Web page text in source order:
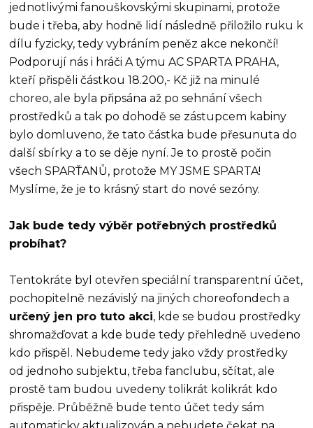
jednotlivými fanouškovskými skupinami, protože
bude i třeba, aby hodně lidí následně přiložilo ruku k
dílu fyzicky, tedy vybráním peněz akce nekončí!
Podporují nás i hráči A týmu AC SPARTA PRAHA,
kteří přispěli částkou 18.200,- Kč již na minulé
choreo, ale byla připsána až po sehnání všech
prostředků a tak po dohodě se zástupcem kabiny
bylo domluveno, že tato částka bude přesunuta do
další sbírky a to se děje nyní. Je to prostě počin
všech SPARŤANŮ, protože MY JSME SPARTA!
Myslíme, že je to krásný start do nové sezóny.
Jak bude tedy výběr potřebných prostředků
probíhat?
Tentokráte byl otevřen speciální transparentní účet,
pochopitelně nezávislý na jiných choreofondech a
určený jen pro tuto akci, kde se budou prostředky
shromažďovat a kde bude tedy přehledně uvedeno
kdo přispěl. Nebudeme tedy jako vždy prostředky
od jednoho subjektu, třeba fanclubu, sčítat, ale
prostě tam budou uvedeny tolikrát kolikrát kdo
přispěje. Průběžně bude tento účet tedy sám